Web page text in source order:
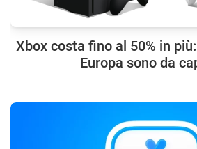
Xbox costa fino al 50% in
Europa sono da